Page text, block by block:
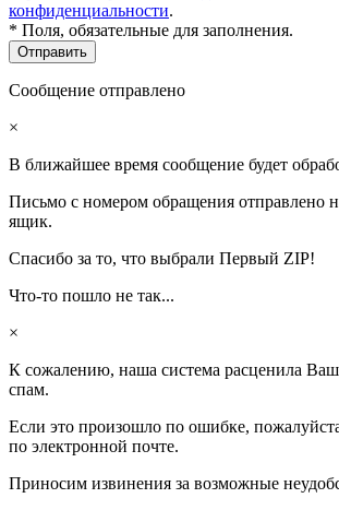
конфиденциальности.
* Поля, обязательные для заполнения.
Сообщение отправлено
×
В ближайшее время сообщение будет
Письмо с номером обращения отправлено
ящик.
Спасибо за то, что выбрали Первый ZIP!
Что-то пошло не так...
×
К сожалению, наша система расценила
спам.
Если это произошло по ошибке,
по электронной почте.
Приносим извинения за возможные